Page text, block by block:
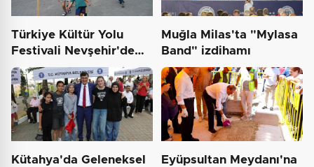
Türkiye Kültür Yolu
Festivali Nevşehir'de
tam gaz sürüyor
Muğla Milas'ta "Mylasa
Band" izdihamı
Kütahya'da Geleneksel
Eyüpsultan Meydanı'na